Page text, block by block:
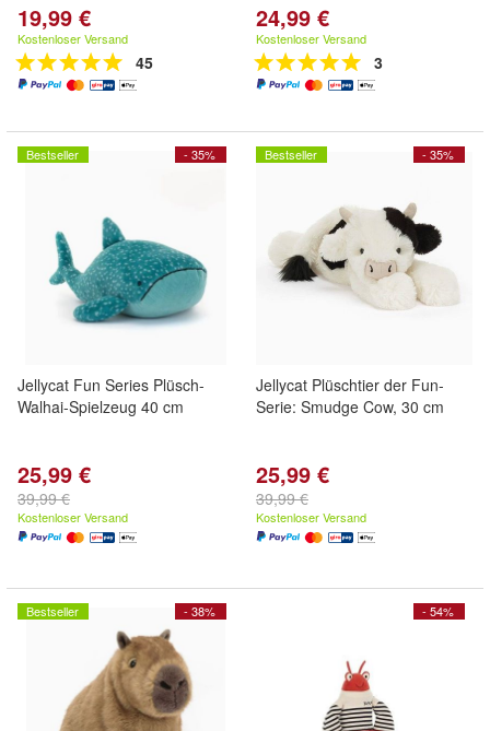
19,99 €
Kostenloser Versand
45
24,99 €
Kostenloser Versand
3
- 35%
Bestseller
Jellycat Fun Series Plüsch-
Walhai-Spielzeug 40 cm
25,99 €
39,99 €
Kostenloser Versand
- 35%
Bestseller
Jellycat Plüschtier der Fun-
Serie: Smudge Cow, 30 cm
25,99 €
39,99 €
Kostenloser Versand
- 38%
Bestseller - 54%